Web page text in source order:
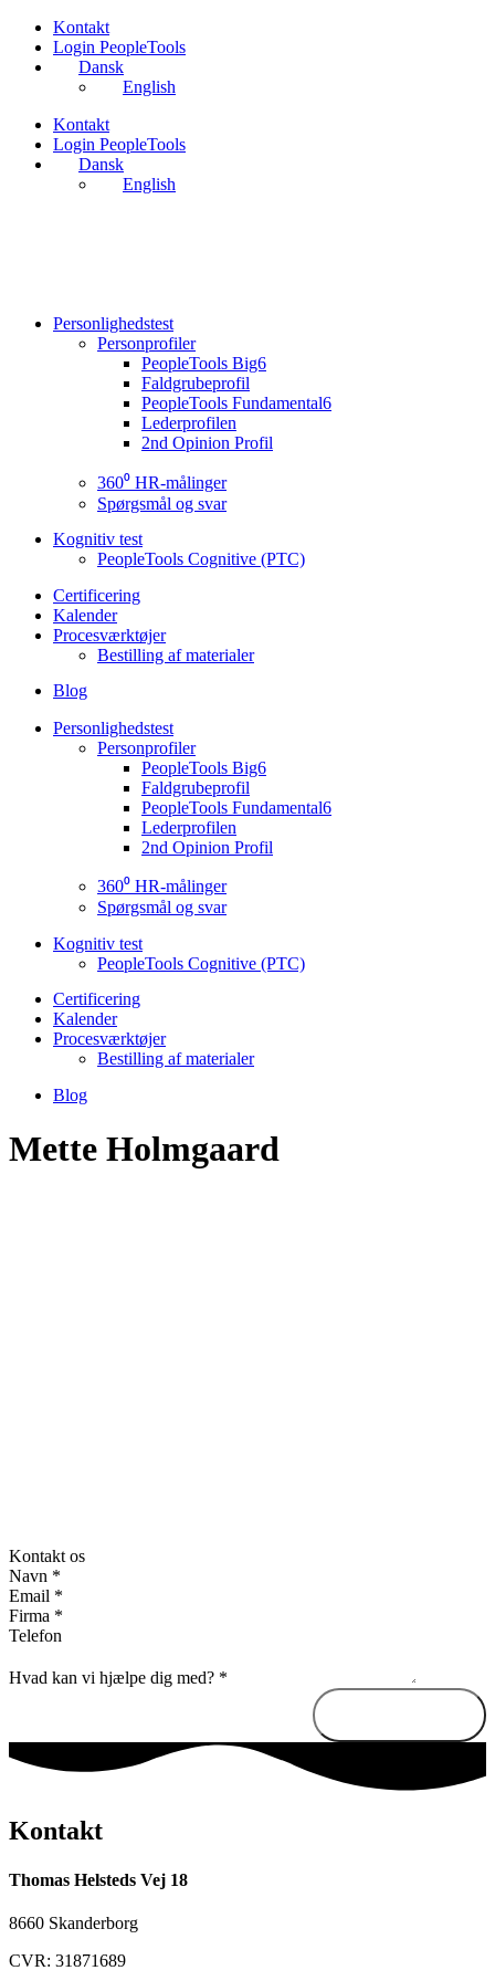
Videre
indhold
Kontakt
Login PeopleTools
Dansk
English
Kontakt
Login PeopleTools
Dansk
English
Personlighedstest
Personprofiler
PeopleTools Big6
Faldgrubeprofil
PeopleTools Fundamental6
Lederprofilen
2nd Opinion Profil
360⁰ HR-målinger
Spørgsmål og svar
Kognitiv test
PeopleTools Cognitive (PTC)
Certificering
Kalender
Procesværktøjer
Bestilling af materialer
Blog
Personlighedstest
Personprofiler
PeopleTools Big6
Faldgrubeprofil
PeopleTools Fundamental6
Lederprofilen
2nd Opinion Profil
360⁰ HR-målinger
Spørgsmål og svar
Kognitiv test
PeopleTools Cognitive (PTC)
Certificering
Kalender
Procesværktøjer
Bestilling af materialer
Blog
Mette Holmgaard
Kontakt os
Navn *
Email *
Firma *
Telefon
Hvad kan vi hjælpe dig med? *
Kontakt
Thomas Helsteds Vej 18
8660 Skanderborg
CVR: 31871689